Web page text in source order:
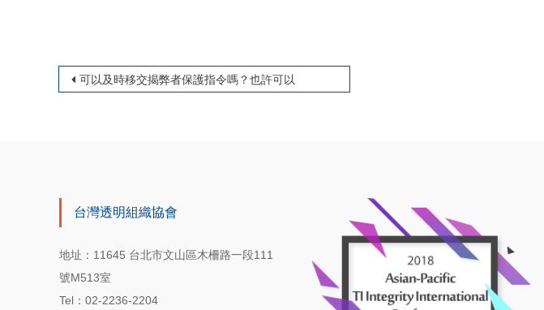
文章導覽
可以及時移交揭弊者保護指令嗎？也許可以
台灣透明組織協會
地址：11645 台北市文山區木柵路一段111
號M513室
Tel：02-2236-2204